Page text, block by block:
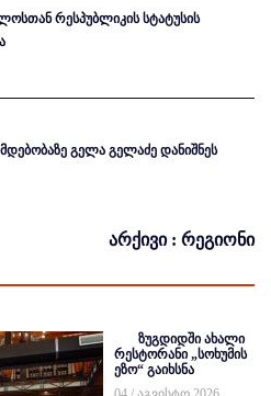
რესპუბლიკის სტატუსის
გელა გელაძე დანიშნეს
არქივი : რეგიონი
ზუგდიდში ახალი
რესტორანი „სოხუმის
ეზო“ გაიხსნა